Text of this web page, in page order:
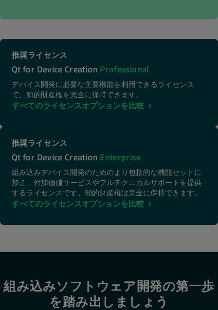
推奨ライセンス
Qt for Device Creation Professional
デバイス開発に必要な主要機能を利用できるライセンス
で、知的財産権を完全に保持できます。
すべてのライセンスオプションを比較
推奨ライセンス
Qt for Device Creation Enterprise
組み込みデバイス開発のためのより包括的な機能セットに
加え、付加価値サービスやフルテクニカルサポートを提供
するライセンスです。知的財産権は完全に保持できます。
すべてのライセンスオプションを比較
組み込みソフトウェア開発の第一歩
を踏み出しましょう